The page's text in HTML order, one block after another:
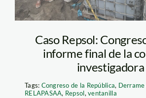
Caso Repsol:
informe final de la
investigadora
Tags: Congreso de la República,
RELAPASAA, Repsol,ventanilla